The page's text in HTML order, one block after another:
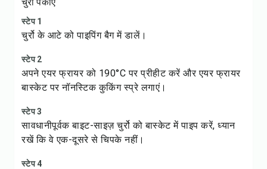
स्टेप 1
चुर्रो के आटे को पाइपिंग बैग में डालें।
स्टेप 2
अपने एयर फ्रायर को 190°C पर प्रीहीट करें और एयर फ्रायर
बास्केट पर नॉनस्टिक कुकिंग स्प्रे लगाएं।
स्टेप 3
सावधानीपूर्वक बाइट-साइज़ चुर्रो को बास्केट में पाइप करें, ध्यान
रखें कि वे एक-दूसरे से चिपके नहीं।
स्टेप 4